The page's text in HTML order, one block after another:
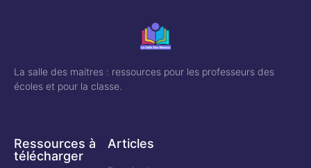
La salle des maitres : ressources pour les professeurs des
écoles et pour la classe.
Ressources à
télécharger
Articles